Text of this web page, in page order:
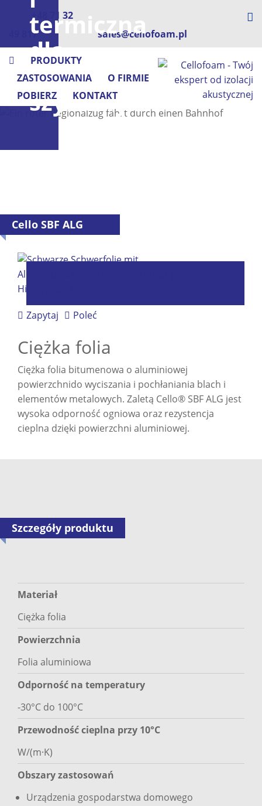
+48 71 32
49 817
sales@cellofoam.pl
PRODUKTY
ZASTOSOWANIA
O FIRMIE
POBIERZ
KONTAKT
termiczna
dla
pojazdów
szynowych
Cello SBF ALG
Zapytaj Poleć
Ciężka folia
Ciężka folia bitumenowa o aluminiowej
powierzchnido wyciszania i pochłaniania blach i
elementów metalowych. Zaletą Cello® SBF ALG jest
wysoka odporność ogniowa oraz rezystencja
cieplna dzięki powierzchni aluminiowej.
Szczegóły produktu
Materiał
Ciężka folia
Powierzchnia
Folia aluminiowa
Odporność na temperatury
-30°C do 100°C
Przewodność cieplna przy 10°C
W/(m·K)
Obszary zastosowań
Urządzenia gospodarstwa domowego